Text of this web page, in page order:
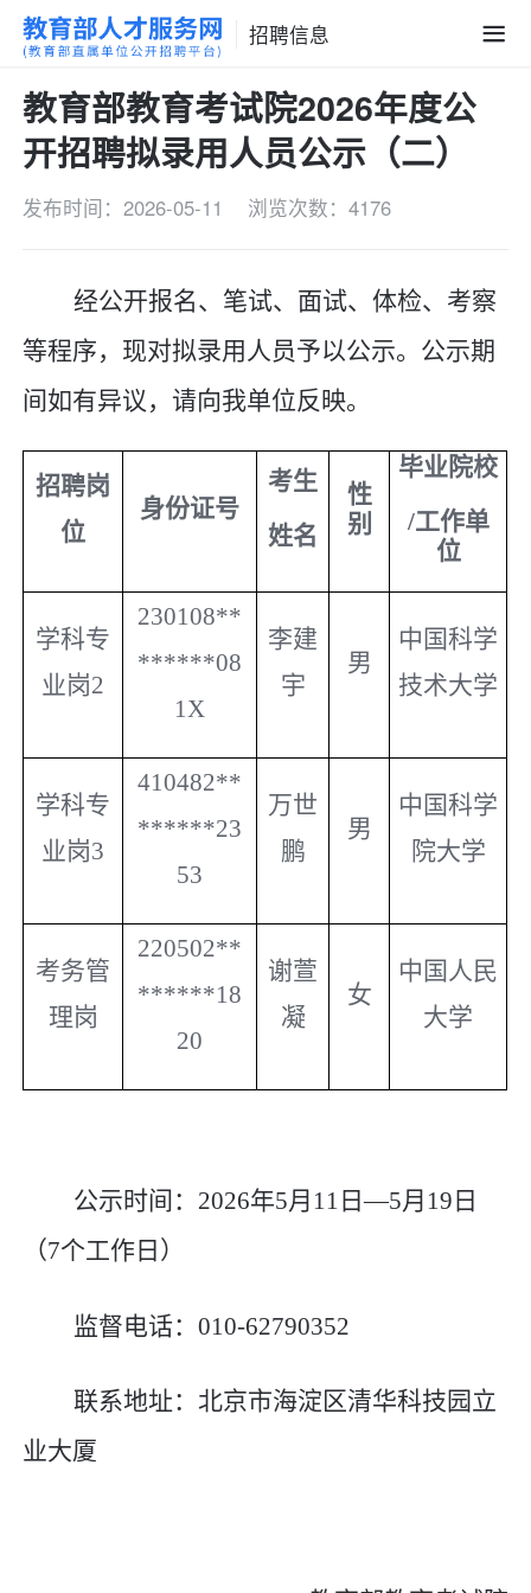
招聘信息
教育部教育考试院2026年度公
开招聘拟录用人员公示（二）
发布时间：2026-05-11 浏览次数：4176
经公开报名、笔试、面试、体检、考察
等程序，现对拟录用人员予以公示。公示期
间如有异议，请向我单位反映。
招聘岗
位
身份证号
考生
姓名
性
别
毕业院校
/工作单
位
学科专
业岗2
230108**
******08
1X
李建
宇
男
中国科学
技术大学
学科专
业岗3
410482**
******23
53
万世
鹏
男
中国科学
院大学
考务管
理岗
220502**
******18
20
谢萱
凝
女
中国人民
大学
公示时间： 2026年5月 11 日—5月 19 日
（7个工作日）
监督电话：010-62790352
联系地址：北京市海淀区清华科技园立
业大厦